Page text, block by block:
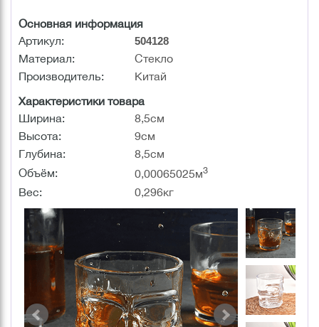
Основная информация
Артикул:
504128
Материал:
Стекло
Производитель:
Китай
Характеристики товара
Ширина:
8,5см
Высота:
9см
Глубина:
8,5см
Объём:
0,00065025м3
Вес: 0,296кг